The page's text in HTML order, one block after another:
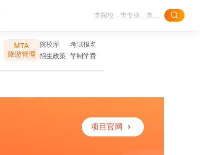
MTA
旅游管理
院校库
考试报名
招生政策
学制学费
项目官网